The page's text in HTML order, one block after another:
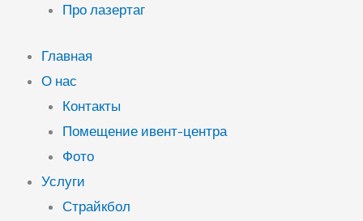
Про лазертаг
Главная
О нас
Контакты
Помещение ивент-центра
Фото
Услуги
Страйкбол